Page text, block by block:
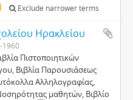
Exclude narrower terms
Ηρακλείου
1960
Πιστοποιητικών
Bιβλία Παρουσιάσεως
Aλληλογραφίας,
μαθητών, Bιβλίο